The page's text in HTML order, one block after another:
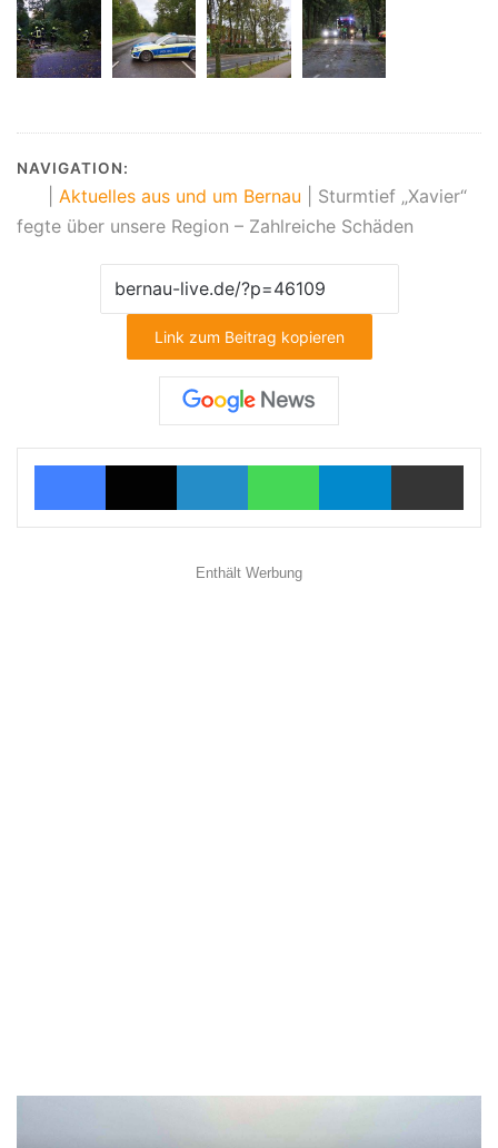
NAVIGATION:
Aktuelles aus und um Bernau
Sturmtief „Xavier“
fegte über unsere Region – Zahlreiche Schäden
Link zum Beitrag kopieren
FacebookX LinkedIn WhatsAppTelegramTeilen via E-Mail
Enthält Werbung